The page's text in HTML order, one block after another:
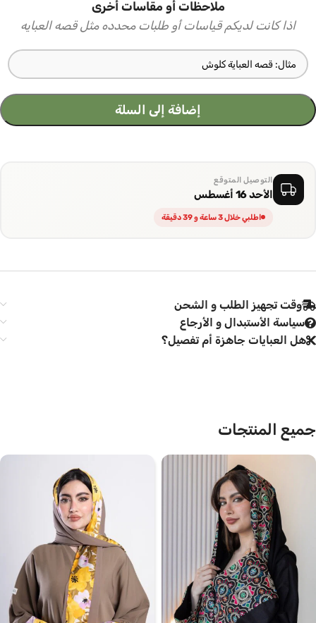
ملاحظات أو مقاسات أخرى
اذا كانت لديكم قياسات أو طلبات محدده مثل قصه العبايه
إضافة إلى السلة
التوصيل المتوقع
الأحد 16 أغسطس
اطلبي خلال 3 ساعة و 39 دقيقة
وقت تجهيز الطلب و الشحن
سياسة الأستبدال و الأرجاع
هل العبايات جاهزة أم تفصيل؟
جميع المنتجات